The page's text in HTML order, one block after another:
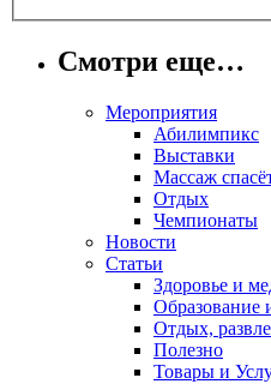
Смотри еще…
Мероприятия
Абилимпикс
Выставки
Массаж
Отдых
Чемпионаты
Новости
Статьи
Здоровье и
Образование
Отдых,
Полезно
Товары и